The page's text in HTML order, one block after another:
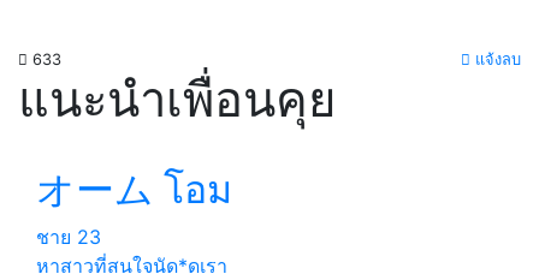
633 แจ้งลบ
แนะนำเพื่อนคุย
オーム โอม
ชาย 23
หาสาวที่สนใจ​นัด*​ด​เรา